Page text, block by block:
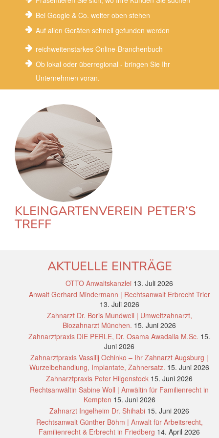
Bei Google & Co. weiter oben stehen
Auf allen Geräten schnell gefunden werden
reichweitenstarkes Online-Branchenbuch
Ob lokal oder überregional - bringen Sie Ihr
Unternehmen voran.
KLEINGARTENVEREIN PETER’S
TREFF
AKTUELLE EINTRÄGE
OTTO Anwaltskanzlei 13. Juli 2026
Anwalt Gerhard Mindermann | Rechtsanwalt Erbrecht Trier
13. Juli 2026
Zahnarzt Dr. Boris Mundweil | Umweltzahnarzt,
Biozahnarzt München. 15. Juni 2026
Zahnarztpraxis DIE PERLE, Dr. Osama Awadalla M.Sc. 15.
Juni 2026
Zahnarztpraxis Vassilij Ochinko – Ihr Zahnarzt Augsburg |
Wurzelbehandlung, Implantate, Zahnersatz. 15. Juni 2026
Zahnarztpraxis Peter Hilgenstock 15. Juni 2026
Rechtsanwältin Sabine Woll | Anwältin für Familienrecht in
Kempten 15. Juni 2026
Zahnarzt Ingelheim Dr. Shihabi 15. Juni 2026
Rechtsanwalt Günther Böhm | Anwalt für Arbeitsrecht,
Familienrecht & Erbrecht in Friedberg 14. April 2026